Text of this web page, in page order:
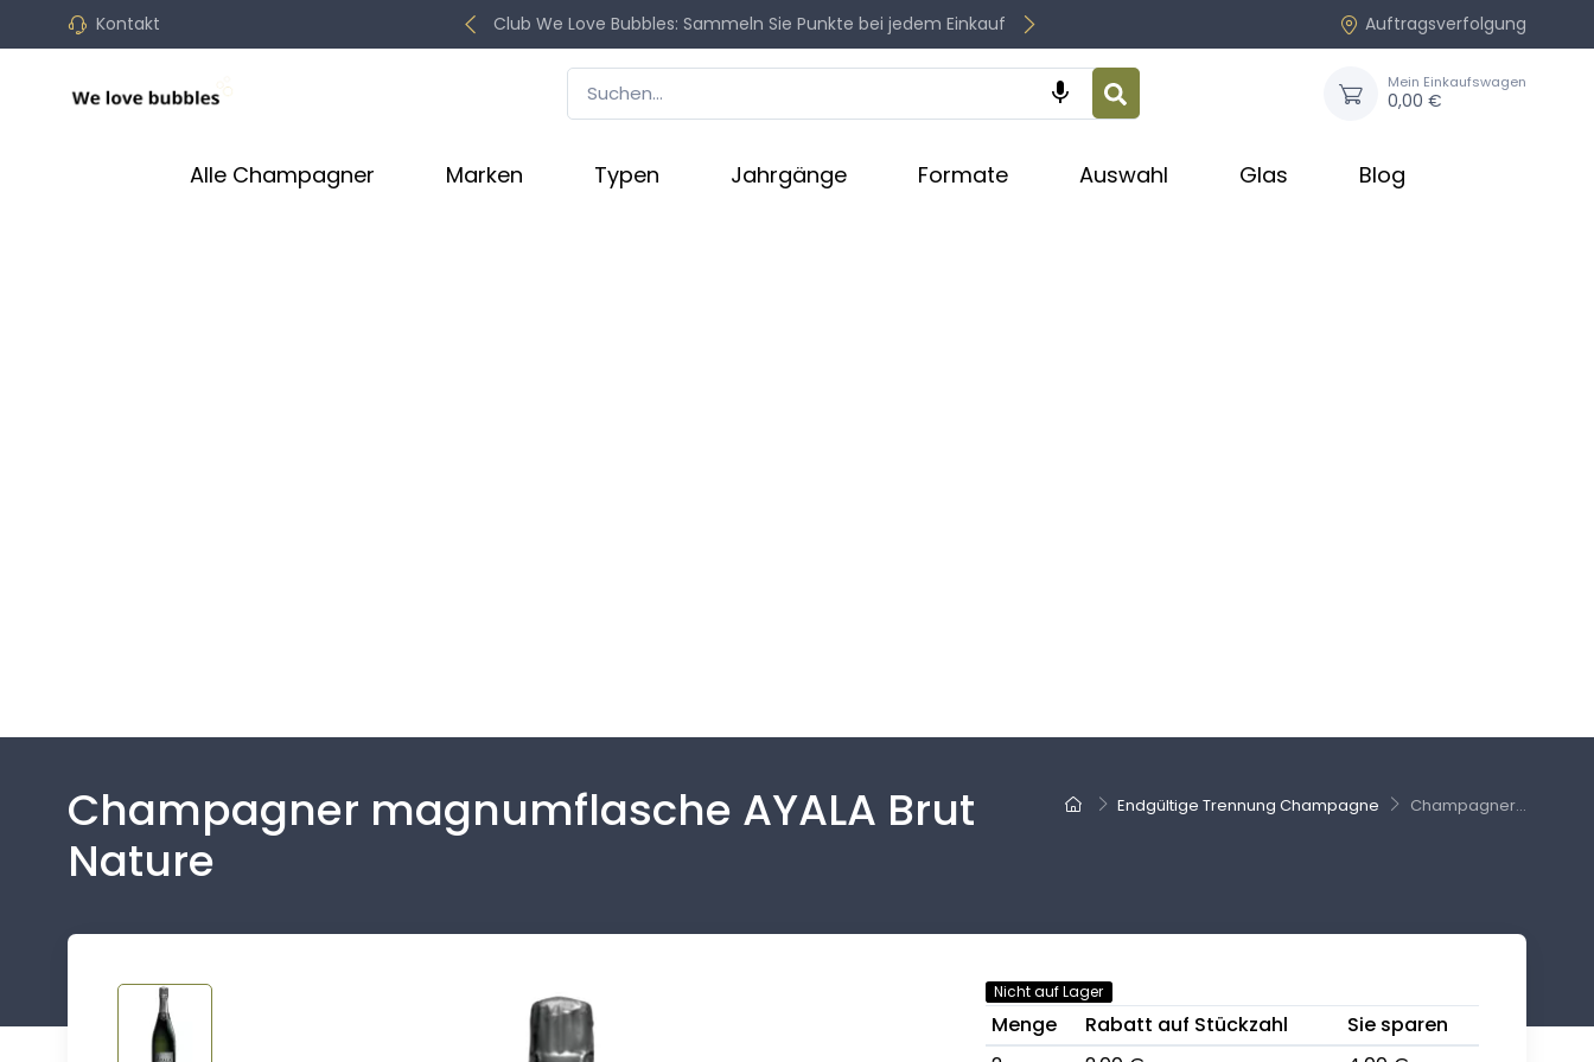
Kontakt Club We Love Bubbles: Sammeln Sie Punkte bei jedem Einkauf Auftragsverfolgung
 Mein Einkaufswagen
0,00 €
Alle Champagner Marken Typen Jahrgänge Formate Auswahl Glas Blog
Endgültige Trennung Champagne Champagner...
Champagner magnumflasche AYALA Brut
Nature
Nicht auf Lager
Menge Rabatt auf Stückzahl
Sie sparen